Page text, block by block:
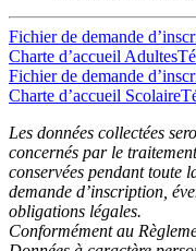
Fichier de demande
Charte d’accueil Adultes
Fichier de demande
Charte d’accueil Scolaire
Les données collectées
concernés par le
conservées pendant toute
demande d’inscription,
obligations légales.
Conformément au